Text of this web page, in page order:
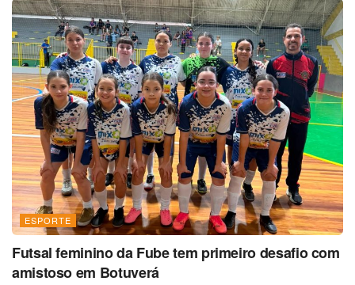
ESPORTE
Futsal feminino da Fube tem primeiro desafio com
amistoso em Botuverá